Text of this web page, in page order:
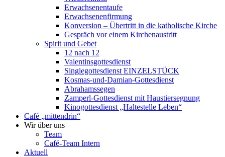
Erwachsenentaufe
Erwachsenenfirmung
Konversion – Übertritt in die katholische Kirche
Gespräch vor einem Kirchenaustritt
Spirit und Gebet
12 nach 12
Valentinsgottesdienst
Singlegottesdienst EINZELSTÜCK
Kosmas-und-Damian-Gottesdienst
Abrahamssegen
Zamperl-Gottesdienst mit Haustiersegnung
Kinogottesdienst „Haltestelle Leben“
Café „mittendrin“
Wir über uns
Team
Café-Team Intern
Aktuell